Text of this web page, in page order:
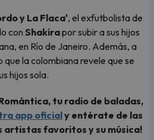
y La Flaca', el exfutbolista de
con Shakirapor subir a sus hijos
en Río de Janeiro. Además, a
la colombiana revele que se
hijos sola.
tu radio de baladas,
app oficialy entérate de las
artistas favoritos y su música!